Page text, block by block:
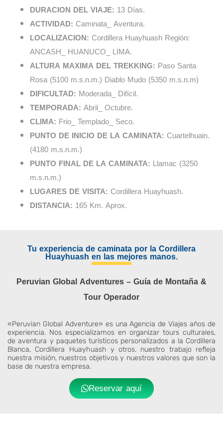
DURACION DEL VIAJE: 13 Días.
ACTIVIDAD: Caminata_ Aventura.
LOCALIZACION: Cordillera Huayhuash Región:
ANCASH_ HUANUCO_ LIMA.
ALTURA MAXIMA DEL TREKKING: Paso Santa
Rosa (5100 m.s.n.m.) Diablo Mudo (5350 m.s.n.m)
DIFICULTAD: Moderada_ Difícil.
TEMPORADA: Abril_ Octubre.
CLIMA: Frio_ Templado_ Seco.
PUNTO DE INICIO DE LA CAMINATA: Cuartelhuain.
(4180 m.s.n.m.)
PUNTO FINAL DE LA CAMINATA: Llamac (3250
m.s.n.m.)
LUGARES DE VISITA: Cordillera Huayhuash.
DISTANCIA: 165 Km. Aprox.
Tu experiencia de caminata por la Cordillera
Huayhuash en las mejores manos.
Peruvian Global Adventures – Guía de Montaña &
Tour Operador
«Peruvian Global Adventure» es una Agencia de Viajes años de
experiencia. Nos especializamos en organizar tours culturales,
de aventura y paquetes turísticos personalizados a la Cordillera
Blanca, Cordillera Huayhuash y otros. nuestro trabajo refleja
nuestra misión, nuestros objetivos y nuestros valores que son la
base de nuestra empresa.
Reservar aquí